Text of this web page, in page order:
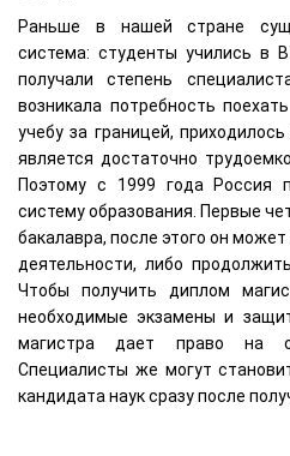
Раньше в нашей стране
система: студенты учились в
получали степень
возникала потребность
учебу за границей,
является достаточно
Поэтому с 1999 года Россия
систему образования. Первые
бакалавра, после этого он
деятельности, либо
Чтобы получить диплом
необходимые экзамены и
магистра дает право на
Специалисты же могут
кандидата наук сразу после